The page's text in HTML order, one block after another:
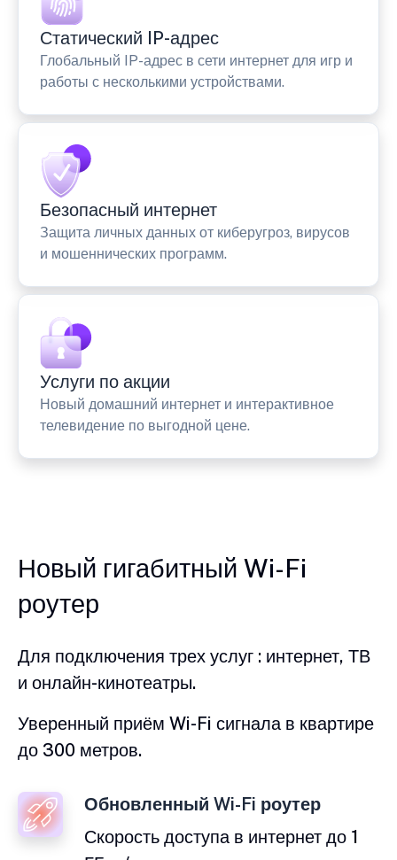
Статический IP-адрес
Глобальный IP-адрес в сети интернет для игр и
работы с несколькими устройствами.
Безопасный интернет
Защита личных данных от киберугроз, вирусов
и мошеннических программ.
Услуги по акции
Новый домашний интернет и интерактивное
телевидение по выгодной цене.
Новый гигабитный Wi-Fi
роутер
Для подключения трех услуг : интернет, ТВ
и онлайн-кинотеатры.
Уверенный приём Wi-Fi сигнала в квартире
до 300 метров.
Обновленный Wi-Fi роутер
Скорость доступа в интернет до 1